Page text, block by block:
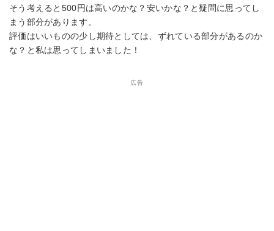
そう考えると500円は高いのかな？安いかな？と疑問に思ってし
まう部分があります。
評価はいいものの少し期待としては、ずれている部分があるのか
な？と私は思ってしまいました！
広告